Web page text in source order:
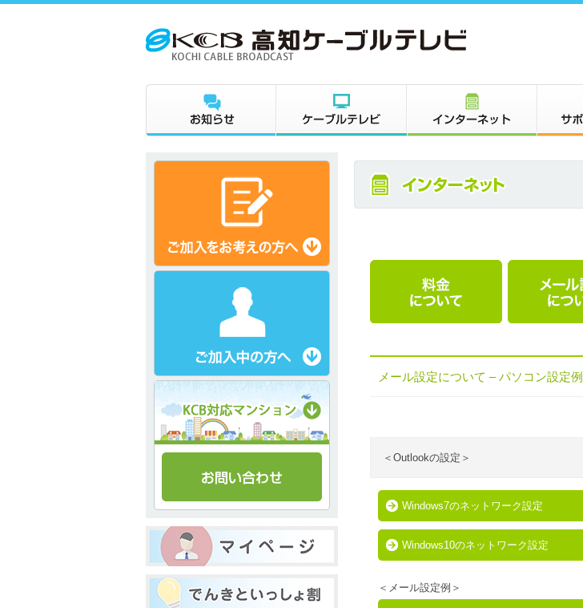
メール設定について – パソコン設定例
＜Outlookの設定＞
Windows7のネットワーク設定
Windows10のネットワーク設定
＜メール設定例＞